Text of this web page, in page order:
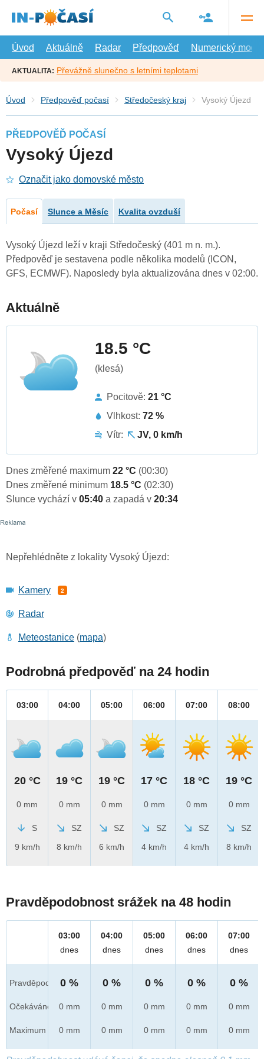
hlavní
Úvod
Aktuálně Radar Předpověď Numerický model
AKTUALITA: Převážně slunečno s letními teplotami
Úvod Předpověď počasí Středočeský kraj Vysoký Újezd
PŘEDPOVĚĎ POČASÍ
Vysoký Újezd
Označit jako domovské město
Počasí Slunce a Měsíc Kvalita ovzduší
Vysoký Újezd leží v kraji Středočeský (401 m n. m.).
Předpověď je sestavena podle několika modelů (ICON,
GFS, ECMWF). Naposledy byla aktualizována dnes v 02:00.
Aktuálně
18.5 °C
(klesá)
Pocitově: 21 °C
Vlhkost: 72 %
Vítr:
JV, 0 km/h
Dnes změřené maximum 22 °C (00:30)
Dnes změřené minimum 18.5 °C (02:30)
Slunce vychází v 05:40 a zapadá v 20:34
Nepřehlédněte z lokality Vysoký Újezd:
Kamery 2
Radar
Meteostanice (mapa)
Podrobná předpověď na 24 hodin
03:00
20 °C
0 mm
S
9 km/h
04:00
19 °C
0 mm
SZ
8 km/h
05:00
19 °C
0 mm
SZ
6 km/h
06:00
17 °C
0 mm
SZ
4 km/h
07:00
18 °C
0 mm
SZ
4 km/h
08:00
19 °C
0 mm
SZ
8 km/h
Pravděpodobnost srážek na 48 hodin
Pravděpod.
Očekáváno
Maximum
03:00
dnes
0 %
0 mm
0 mm
04:00
dnes
0 %
0 mm
0 mm
05:00
dnes
0 %
0 mm
0 mm
06:00
dnes
0 %
0 mm
0 mm
07:00
dnes
0 %
0 mm
0 mm